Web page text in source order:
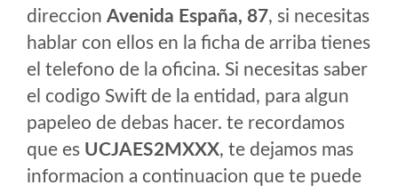
direccion Avenida España, 87, si necesitas
hablar con ellos en la ficha de arriba tienes
el telefono de la oficina. Si necesitas saber
el codigo Swift de la entidad, para algun
papeleo de debas hacer. te recordamos
que es UCJAES2MXXX, te dejamos mas
informacion a continuacion que te puede